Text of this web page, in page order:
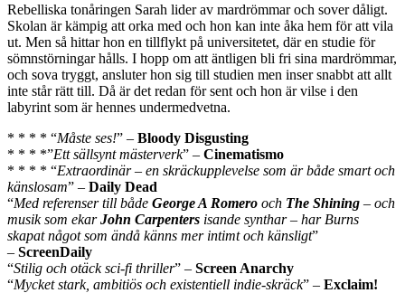
Rebelliska tonåringen Sarah lider av mardrömmar och sover dåligt.
Skolan är kämpig att orka med och hon kan inte åka hem för att vila
ut. Men så hittar hon en tillflykt på universitetet, där en studie för
sömnstörningar hålls. I hopp om att äntligen bli fri sina mardrömmar,
och sova tryggt, ansluter hon sig till studien men inser snabbt att allt
inte står rätt till. Då är det redan för sent och hon är vilse i den
labyrint som är hennes undermedvetna.
* * * * “Måste ses!” – Bloody Disgusting
* * * *”Ett sällsynt mästerverk” – Cinematismo
* * * * “Extraordinär – en skräckupplevelse som är både smart och
känslosam” – Daily Dead
“Med referenser till både George A Romero och The Shining – och
musik som ekarJohn Carpenters isande synthar – har Burns
skapat något som ändå känns mer intimt och känsligt”
– ScreenDaily
“Stilig och otäck sci-fi thriller” – Screen Anarchy
“Mycket stark, ambitiös och existentiell indie-skräck” – Exclaim!